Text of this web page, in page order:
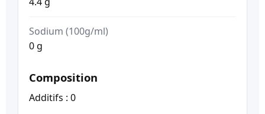
Sodium (100g/ml)
0 g
Composition
Additifs : 0